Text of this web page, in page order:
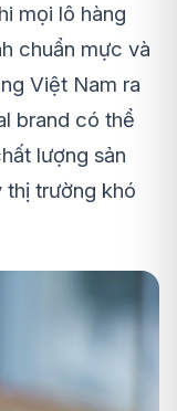
mọi lô hàng
chuẩn mực và
Việt Nam ra
brand có thể
lượng sản
thị trường khó